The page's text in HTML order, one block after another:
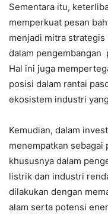
Sementara itu,
memperkuat pesan
menjadi mitra
dalam pengembangan
Hal ini juga
posisi dalam rantai
ekosistem industri
Kemudian, dalam
menempatkan
khususnya dalam
listrik dan industri
dilakukan dengan
alam serta potensi